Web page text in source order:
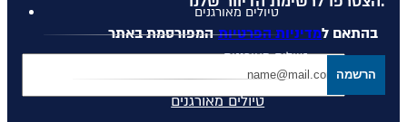
טיולים מאורגנים
טיולים מאורגנים
טיולים מאורגנים
בהתאם למדיניות הפרטיות המפורסמת באתר
הרשמה